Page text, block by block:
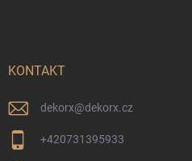
KONTAKT
dekorx@dekorx.cz
+420731395933